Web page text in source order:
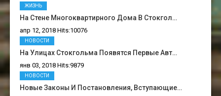
На Стене Многоквартирного Дома В Стокгол…
апр 12, 2018 Hits:10076
ЖИЗНЬ
На Улицах Стокгольма Появятся Первые Авт…
янв 03, 2018 Hits:9879
НОВОСТИ
Новые Законы И Постановления, Вступающие…
НОВОСТИ